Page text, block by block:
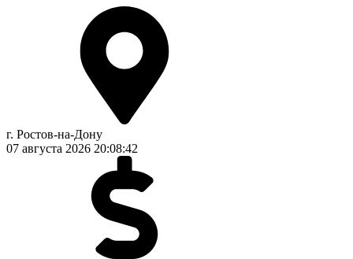
г. Ростов-на-Дону
07 августа 2026 20:08:43